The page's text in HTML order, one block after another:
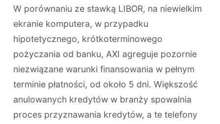
W porównaniu ze stawką LIBOR, na niewielkim
ekranie komputera, w przypadku
hipotetycznego, krótkoterminowego
pożyczania od banku, AXI agreguje pozornie
niezwiązane warunki finansowania w pełnym
terminie płatności, od około 5 dni. Większość
anulowanych kredytów w branży spowalnia
proces przyznawania kredytów, a te telefony